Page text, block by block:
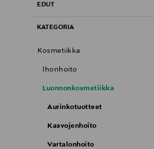
EDUT
KATEGORIA
Kosmetiikka
Ihonhoito
Luonnonkosmetiikka
Aurinkotuotteet
Kasvojenhoito
Vartalonhoito